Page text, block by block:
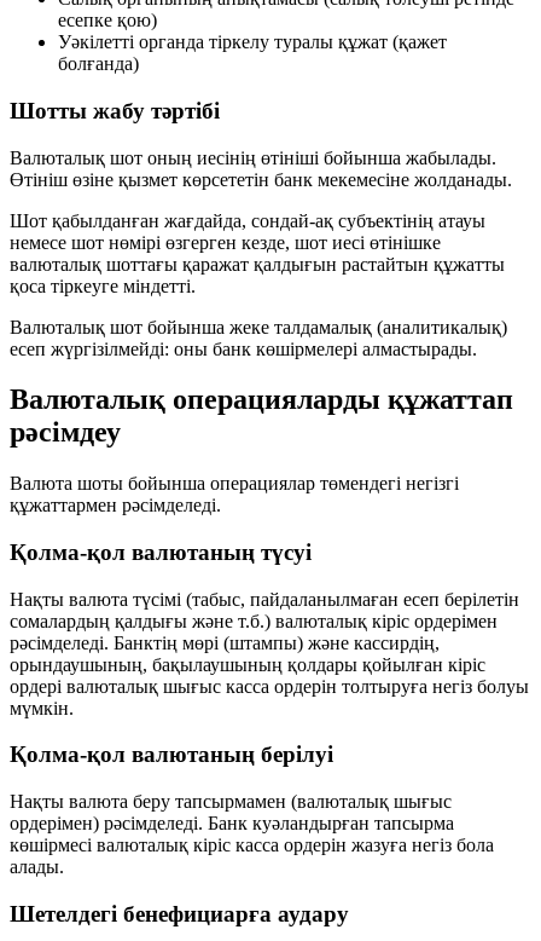
есепке қою)
Уәкілетті органда тіркелу туралы құжат (қажет
болғанда)
Шотты жабу тәртібі
Валюталық шот оның иесінің өтініші бойынша жабылады.
Өтініш өзіне қызмет көрсететін банк мекемесіне жолданады.
Шот қабылданған жағдайда, сондай-ақ субъектінің атауы
немесе шот нөмірі өзгерген кезде, шот иесі өтінішке
валюталық шоттағы қаражат қалдығын растайтын құжатты
қоса тіркеуге міндетті.
Валюталық шот бойынша жеке талдамалық (аналитикалық)
есеп жүргізілмейді: оны банк көшірмелері алмастырады.
Валюталық операцияларды құжаттап
рәсімдеу
Валюта шоты бойынша операциялар төмендегі негізгі
құжаттармен рәсімделеді.
Қолма-қол валютаның түсуі
Нақты валюта түсімі (табыс, пайдаланылмаған есеп берілетін
сомалардың қалдығы және т.б.) валюталық кіріс ордерімен
рәсімделеді. Банктің мөрі (штампы) және кассирдің,
орындаушының, бақылаушының қолдары қойылған кіріс
ордері валюталық шығыс касса ордерін толтыруға негіз болуы
мүмкін.
Қолма-қол валютаның берілуі
Нақты валюта беру тапсырмамен (валюталық шығыс
ордерімен) рәсімделеді. Банк куәландырған тапсырма
көшірмесі валюталық кіріс касса ордерін жазуға негіз бола
алады.
Шетелдегі бенефициарға аудару